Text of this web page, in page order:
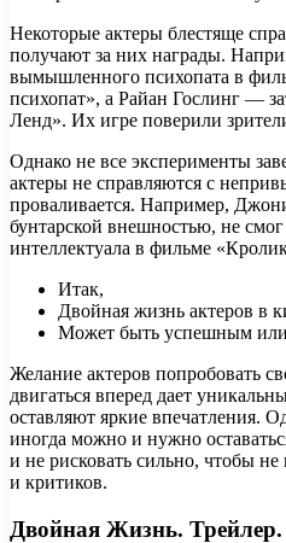
Некоторые актеры блестяще
получают за них награды.
вымышленного психопата в
психопат», а Райан Гослинг —
Ленд». Их игре поверили
Однако не все эксперименты
актеры не справляются с
проваливается. Например,
бунтарской внешностью, не
интеллектуала в фильме
Итак,
Двойная жизнь актеров в
Может быть успешным
Желание актеров попробовать
двигаться вперед дает
оставляют яркие впечатления.
иногда можно и нужно
и не рисковать сильно, чтобы не
и критиков.
Двойная Жизнь.